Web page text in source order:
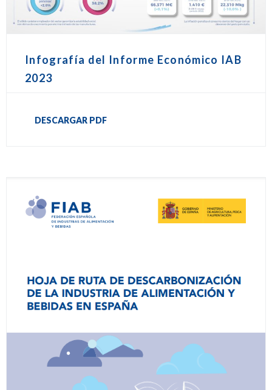
Infografía del Informe Económico IAB
2023
DESCARGAR PDF